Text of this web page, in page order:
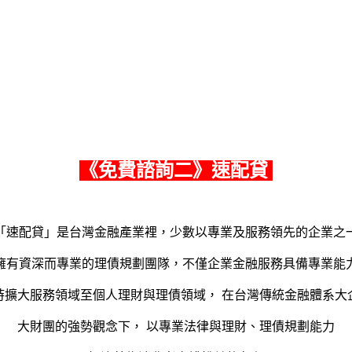
《免費諮詢二》速配貸
速配貸」是台灣金融產業裡，少數以專業及服務領先的企業之
有資深而專業的理債規劃團隊，不僅企業金融服務具備專業能
擴大服務領域至個人理財與理債領域， 在台灣傳統金融體系大
大財團的強勢觀念下， 以專業法律與理財、理債規劃能力